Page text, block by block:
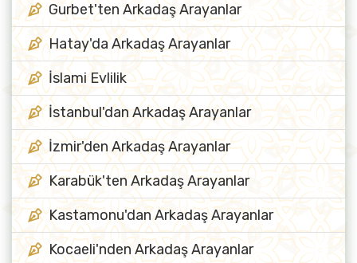
Gurbet'ten Arkadaş Arayanlar
Hatay'da Arkadaş Arayanlar
İslami Evlilik
İstanbul'dan Arkadaş Arayanlar
İzmir'den Arkadaş Arayanlar
Karabük'ten Arkadaş Arayanlar
Kastamonu'dan Arkadaş Arayanlar
Kocaeli'nden Arkadaş Arayanlar